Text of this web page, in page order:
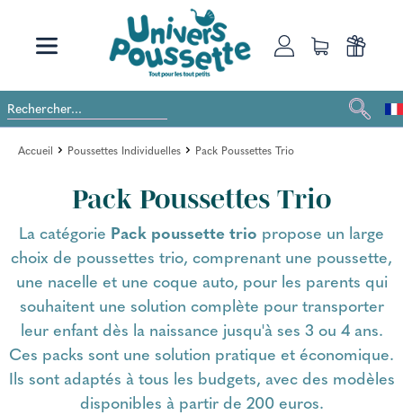
Accueil Poussettes Individuelles Pack Poussettes Trio
Pack Poussettes Trio
La catégorie Pack poussette trio propose un large
choix de poussettes trio, comprenant une poussette,
une nacelle et une coque auto, pour les parents qui
souhaitent une solution complète pour transporter
leur enfant dès la naissance jusqu'à ses 3 ou 4 ans.
Ces packs sont une solution pratique et économique.
Ils sont adaptés à tous les budgets, avec des modèles
disponibles à partir de 200 euros.